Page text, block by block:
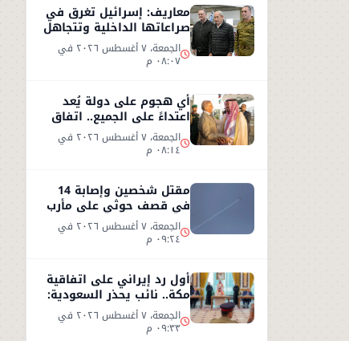
معاريف: إسرائيل تغرق في
صراعاتها الداخلية وتتجاهل
«تسونامي» سياسيًا قادمًا
من أمريكا الجمعة، ٧ أغسطس ٢٠٢٦ في
٠٨:٠٧ م
أي هجوم على دولة يُعد
اعتداءً على الجميع.. اتفاق
دفاعي جديد في مكة الجمعة، ٧ أغسطس ٢٠٢٦ في
٠٨:١٤ م
مقتل شخصين وإصابة 14
في قصف حوثي على مأرب
الجمعة، ٧ أغسطس ٢٠٢٦ في
٠٩:٢٤ م
أول رد إيراني على اتفاقية
مكة.. نائب يحذر السعودية:
الاتفاق لن يوفر الأمن الجمعة، ٧ أغسطس ٢٠٢٦ في
٠٩:٣٣ م